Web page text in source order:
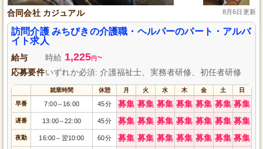
合同会社 カジュアル 8月6日更新
訪問介護 みちびきの介護職・ヘルパーのパート・アルバ
イト求人
給与 時給 1,225円 ~
応募要件いずれか必須: 介護福祉士、実務者研修、初任者研修
就業時間 休憩 月 火 水 木 金 土 日
早番 7:00～ 16:00 45分 募集 募集 募集 募集 募集 募集 募集
遅番 13:00～22:00 45分 募集 募集 募集 募集 募集 募集 募集
夜勤 16:00～ 翌10:00 60分 募集 募集 募集 募集 募集 募集 募集